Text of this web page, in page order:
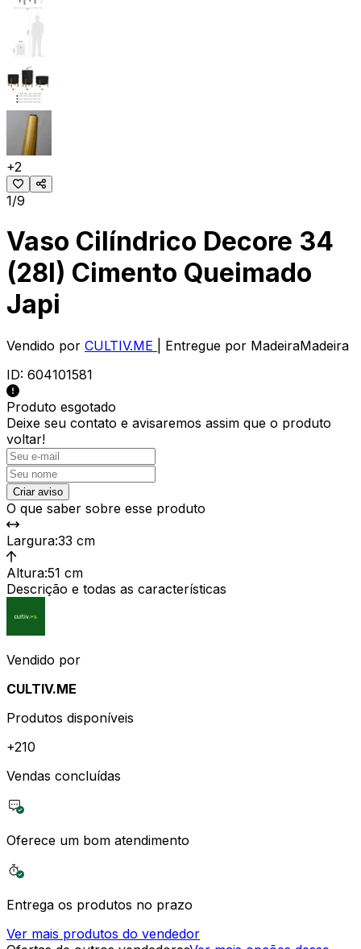
+2
1/9
Vaso Cilíndrico Decore 34
(28l) Cimento Queimado
Japi
Vendido por CULTIV.ME | Entregue por MadeiraMadeira
ID: 604101581
Produto esgotado
Deixe seu contato e avisaremos assim que o produto
voltar!
Criar aviso
O que saber sobre esse produto
Largura:33 cm
Altura:51 cm
Descrição e todas as características
Vendido por
CULTIV.ME
Produtos disponíveis
+210
Vendas concluídas
Oferece um bom atendimento
Entrega os produtos no prazo
Ver mais produtos do vendedor